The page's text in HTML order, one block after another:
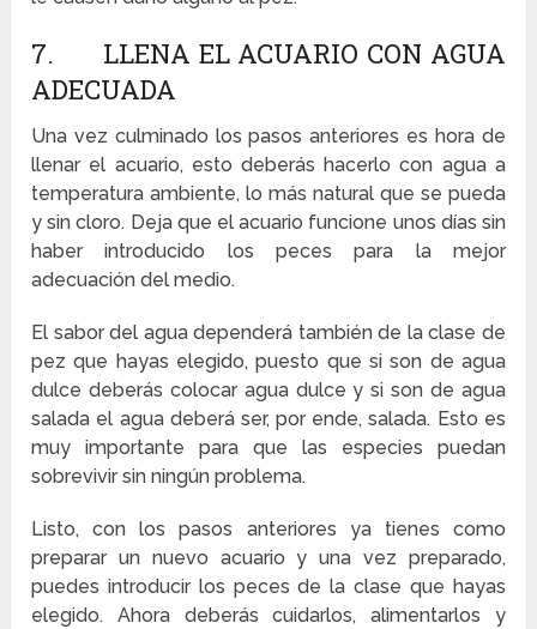
7. LLENA EL ACUARIO CON AGUA
ADECUADA
Una vez culminado los pasos anteriores es hora de
llenar el acuario, esto deberás hacerlo con agua a
temperatura ambiente, lo más natural que se pueda
y sin cloro. Deja que el acuario funcione unos días sin
haber introducido los peces para la mejor
adecuación del medio.
El sabor del agua dependerá también de la clase de
pez que hayas elegido, puesto que si son de agua
dulce deberás colocar agua dulce y si son de agua
salada el agua deberá ser, por ende, salada. Esto es
muy importante para que las especies puedan
sobrevivir sin ningún problema.
Listo, con los pasos anteriores ya tienes como
preparar un nuevo acuario y una vez preparado,
puedes introducir los peces de la clase que hayas
elegido. Ahora deberás cuidarlos, alimentarlos y